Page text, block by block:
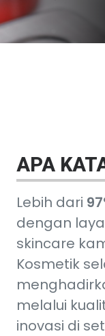
APA
Lebih dari
dengan
skincare
Kosmetik
melalui
inovasi di